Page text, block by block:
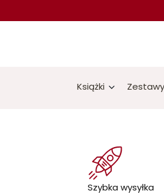
Książki
Szybka wysyłka